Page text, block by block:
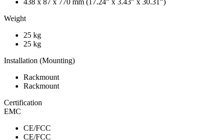
Weight
25 kg
25 kg
Installation (Mounting)
Rackmount
Rackmount
Certification
EMC
CE/FCC
CE/FCC